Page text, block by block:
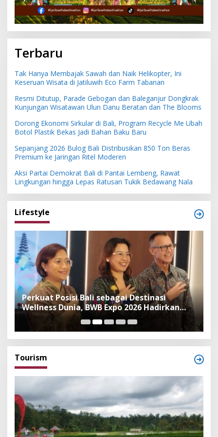
Terbaru
Tak Hanya Membajak Sawah dan Naik Helikopter, Ini
Keseruan Wisata di Jatiluwih Eco Farm Tabanan
Resmi Ditutup, Parade Gebogan dan Baleganjur Dongkrak
Kunjungan Wisatawan Ulun Danu Beratan dan The Blooms
Dorong Ekonomi Sirkular di Bali, Program Recycle Me Ubah
Botol Plastik Bekas Jadi Bahan Baku Baru
Sepanjang 2026 Bulog Bali Distribusikan 850 Ton Beras
Premium ke Jaringan Ritel Moderen
Aksi Partai Demokrat Bali di Pantai Lembeng, Rawat
Lingkungan hingga Lepas Ratusan Tukik Bedawang Nala
Lifestyle
Perkuat Posisi Bali sebagai Destinasi
Wellness Dunia, BWB Expo 2026 Hadirkan
Exhibitor Nasional dan Global
Tourism